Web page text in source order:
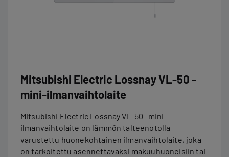
Mitsubishi Electric Lossnay VL-50 -
mini-ilmanvaihtolaite
Mitsubishi Electric Lossnay VL-50 -mini-
ilmanvaihtolaite on lämmön talteenotolla
varustettu huonekohtainen ilmanvaihtolaite, joka
on tarkoitettu asennettavaksi makuuhuoneisiin tai